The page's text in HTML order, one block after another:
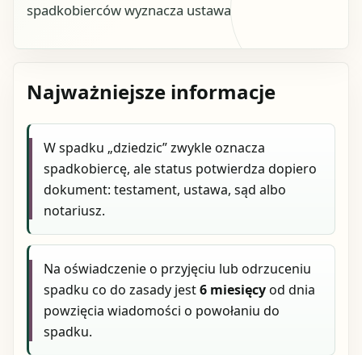
spadkobierców wyznacza ustawa
Najważniejsze informacje
W spadku „dziedzic” zwykle oznacza
spadkobiercę, ale status potwierdza dopiero
dokument: testament, ustawa, sąd albo
notariusz.
Na oświadczenie o przyjęciu lub odrzuceniu
spadku co do zasady jest6 miesięcyod dnia
powzięcia wiadomości o powołaniu do
spadku.